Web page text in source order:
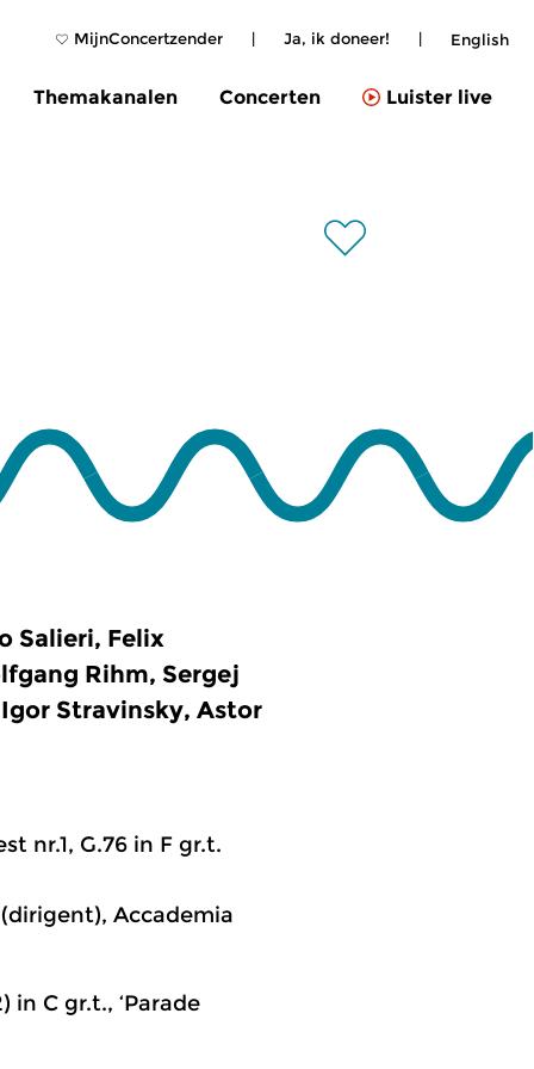
MijnConcertzender | Ja, ik doneer! | English
Themakanalen Concerten Luister live
Salieri, Felix
Rihm, Sergej
Stravinsky, Astor
nr.1, G.76 in F gr.t.
Accademia
C gr.t., ‘Parade